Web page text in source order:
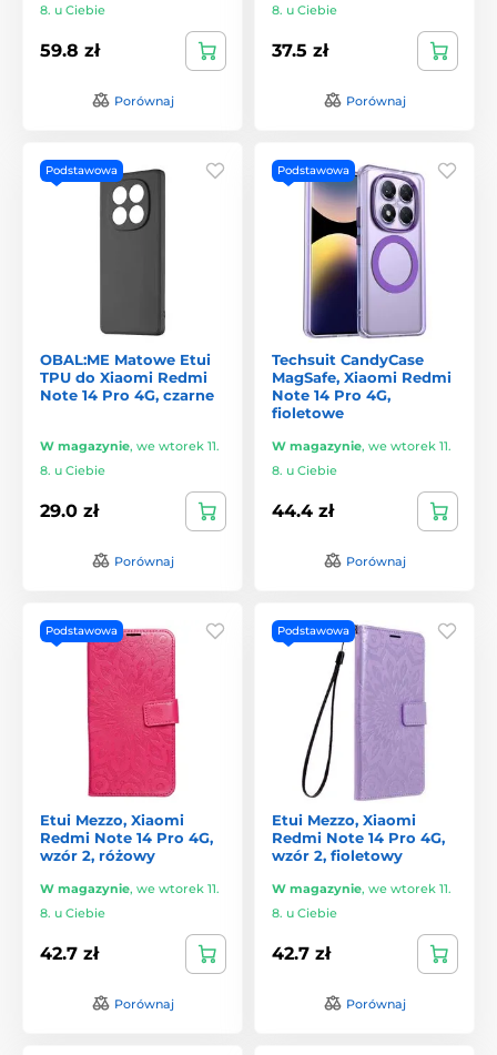
8. u Ciebie
59.8 zł
Porównaj
8. u Ciebie
37.5 zł
Porównaj
Podstawowa
OBAL:ME Matowe Etui
TPU do Xiaomi Redmi
Note 14 Pro 4G, czarne
W magazynie, we wtorek 11.
8. u Ciebie
29.0 zł
Porównaj
Podstawowa
Techsuit CandyCase
MagSafe, Xiaomi Redmi
Note 14 Pro 4G,
fioletowe
W magazynie, we wtorek 11.
8. u Ciebie
44.4 zł
Porównaj
Podstawowa
Etui Mezzo, Xiaomi
Redmi Note 14 Pro 4G,
wzór 2, różowy
W magazynie, we wtorek 11.
8. u Ciebie
42.7 zł
Porównaj
Podstawowa
Etui Mezzo, Xiaomi
Redmi Note 14 Pro 4G,
wzór 2, fioletowy
W magazynie, we wtorek 11.
8. u Ciebie
42.7 zł
Porównaj